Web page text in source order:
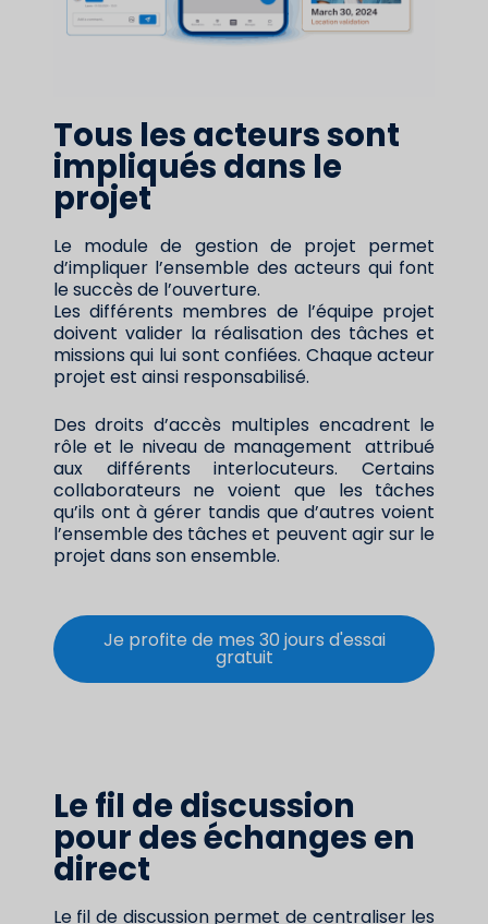
Tous les acteurs sont
impliqués dans le
projet
Le module de gestion de projet permet
d’impliquer l’ensemble des acteurs qui font
le succès de l’ouverture.
Les différents membres de l’équipe projet
doivent valider la réalisation des tâches et
missions qui lui sont confiées. Chaque acteur
projet est ainsi responsabilisé.
Des droits d’accès multiples encadrent le
rôle et le niveau de management attribué
aux différents interlocuteurs. Certains
collaborateurs ne voient que les tâches
qu’ils ont à gérer tandis que d’autres voient
l’ensemble des tâches et peuvent agir sur le
projet dans son ensemble.
Je profite de mes 30 jours d'essai
gratuit
Le fil de discussion
pour des échanges en
direct
Le fil de discussion permet de centraliser les